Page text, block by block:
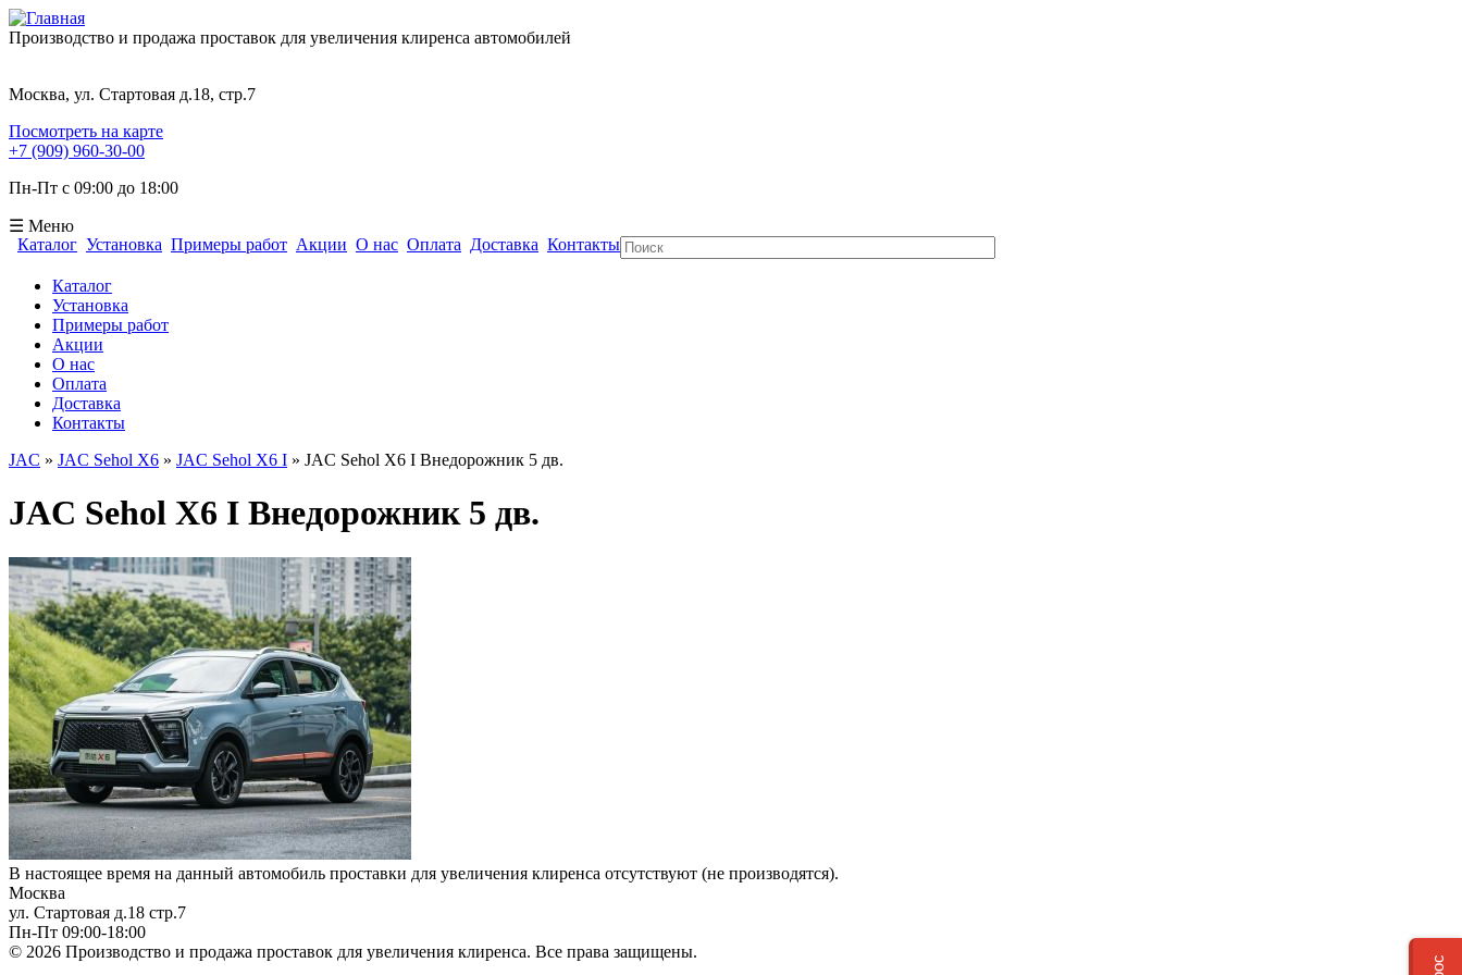
Производство и продажа проставок для увеличения клиренса автомобилей
Москва, ул. Стартовая д.18, стр.7
Посмотреть на карте
+7 (909) 960-30-00
Пн-Пт с 09:00 до 18:00
☰ Меню
Каталог Установка Примеры работ Акции О нас Оплата Доставка Контакты Поиск
Каталог
Установка
Примеры работ
Акции
О нас
Оплата
Доставка
Контакты
JAC » JAC Sehol X6 » JAC Sehol X6 I » JAC Sehol X6 I Внедорожник 5 дв.
JAC Sehol X6 I Внедорожник 5 дв.
В настоящее время на данный автомобиль проставки для увеличения клиренса отсутствуют (не производятся).
Москва
ул. Стартовая д.18 стр.7
Пн-Пт 09:00-18:00
© 2026 Производство и продажа проставок для увеличения клиренса. Все права защищены.